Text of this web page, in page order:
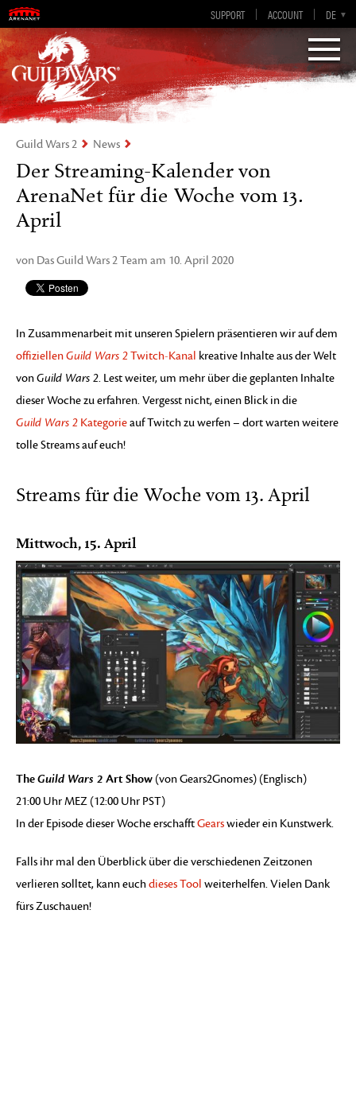
SUPPORT ACCOUNT DE
EN
ES
FR
EN-GB
„Visions of Eternity„
Guild Wars 2
Guild Wars 2 News
Der Streaming-Kalender von
ArenaNet für die Woche vom 13.
April
von Das Guild Wars 2 Team am 10. April 2020
In Zusammenarbeit mit unseren Spielern präsentieren wir auf dem
offiziellenGuild Wars 2Twitch-Kanal kreative Inhalte aus der Welt
vonGuild Wars 2. Lest weiter, um mehr über die geplanten Inhalte
dieser Woche zu erfahren. Vergesst nicht, einen Blick in die
Guild Wars 2 Kategorieauf Twitch zu werfen – dort warten weitere
tolle Streams auf euch!
Streams für die Woche vom 13. April
Mittwoch, 15. April
TheGuild Wars 2 Art Show (von Gears2Gnomes) (Englisch)
21:00 Uhr MEZ (12:00 Uhr PST)
In der Episode dieser Woche erschafftGearswieder ein Kunstwerk.
Falls ihr mal den Überblick über die verschiedenen Zeitzonen
verlieren solltet, kann euchdieses Tool weiterhelfen. Vielen Dank
fürs Zuschauen!